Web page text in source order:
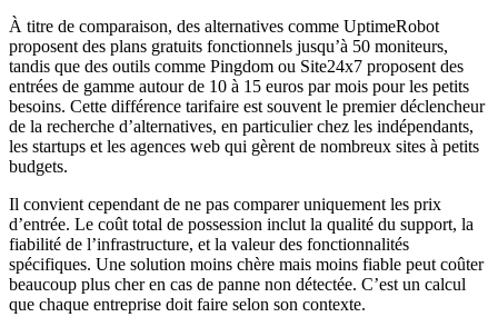
À titre de comparaison, des alternatives comme UptimeRobot
proposent des plans gratuits fonctionnels jusqu’à 50 moniteurs,
tandis que des outils comme Pingdom ou Site24x7 proposent des
entrées de gamme autour de 10 à 15 euros par mois pour les petits
besoins. Cette différence tarifaire est souvent le premier déclencheur
de la recherche d’alternatives, en particulier chez les indépendants,
les startups et les agences web qui gèrent de nombreux sites à petits
budgets.
Il convient cependant de ne pas comparer uniquement les prix
d’entrée. Le coût total de possession inclut la qualité du support, la
fiabilité de l’infrastructure, et la valeur des fonctionnalités
spécifiques. Une solution moins chère mais moins fiable peut coûter
beaucoup plus cher en cas de panne non détectée. C’est un calcul
que chaque entreprise doit faire selon son contexte.